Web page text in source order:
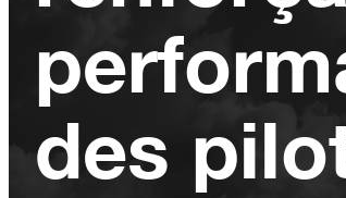
des